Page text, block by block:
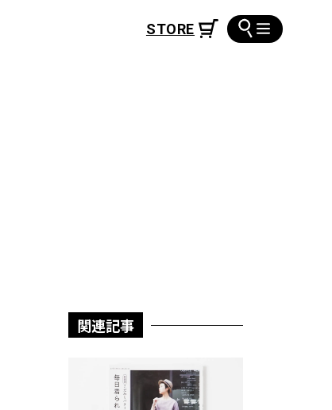
関連記事